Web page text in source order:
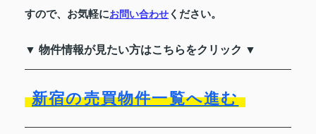
すので、お気軽にお問い合わせ ください。
▼ 物件情報が見たい方はこちらをクリック ▼
新宿の売買物件一覧へ進む